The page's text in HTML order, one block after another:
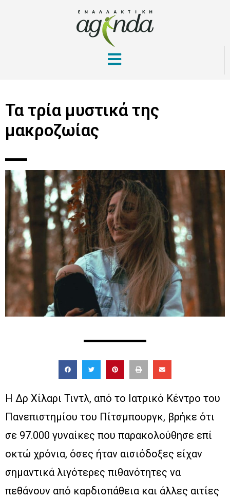
Τα τρία μυστικά της
μακροζωίας
Η Δρ Χίλαρι Τιντλ, από το Ιατρικό Κέντρο του
Πανεπιστημίου του Πίτσμπουργκ, βρήκε ότι
σε 97.000 γυναίκες που παρακολούθησε επί
οκτώ χρόνια, όσες ήταν αισιόδοξες είχαν
σημαντικά λιγότερες πιθανότητες να
πεθάνουν από καρδιοπάθεια και άλλες αιτίες